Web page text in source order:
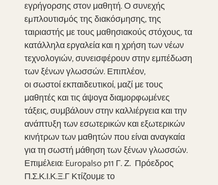
εγρήγορσης στον μαθητή. Ο συνεχής
εµπλουτισµός της διακόσµησης, της
ταιριαστής με τους μαθησιακούς στόχους, τα
κατάλληλα εργαλεία και η χρήση των νέων
τεχνολογιών, συνεισφέρουν στην εμπέδωση
των ξένων γλωσσών. Επιπλέον,
οι σωστοί εκπαιδευτικοί, μαζί με τους
μαθητές και τις άψογα διαμορφωμένες
τάξεις, συμβάλουν στην καλλιέργεια και την
ανάπτυξη των εσωτερικών και εξωτερικών
κινήτρων των μαθητών που είναι αναγκαία
για τη σωστή μάθηση των ξένων γλωσσών.
Επιμέλεια: Europalso p11 Γ. Ζ. Πρόεδρος
Π.Σ.Κ.Ι.Κ.Ξ.Γ Κτίζουμε το